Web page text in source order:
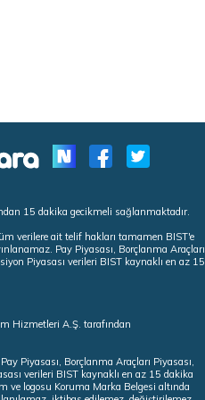
15 dakika gecikmeli sağlanmaktadır.
verilere ait telif hakları tamamen BIST'e
Pay Piyasası, Borçlanma Araçları
Piyasası verileri BIST kaynaklı en az 15
Hizmetleri A.Ş. tarafından
Piyasası, Borçlanma Araçları Piyasası,
verileri BIST kaynaklı en az 15 dakika
ve logosu Koruma Marka Belgesi altında